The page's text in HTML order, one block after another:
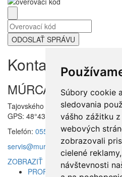
Súbory cookie
sledovania
vášho zážitku
webových
zobrazovali
cielené
návštevnosti
Kontakt na nás
MÚRCASS s.r.o.
Tajovského 6, 04001 Košice,
GPS: 48°43'07,65"N, 21°15'15,00"E
Telefón: 055 / 62 285 72,055 / 62
servis@murcass.sk,
ZOBRAZIŤ NA MAPE
PROFIL